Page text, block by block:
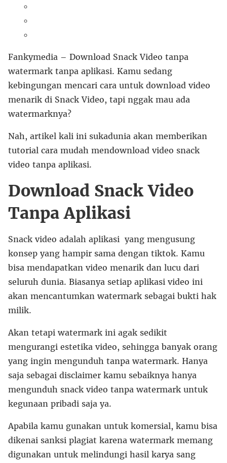
Fankymedia – Download Snack Video tanpa
watermark tanpa aplikasi. Kamu sedang
kebingungan mencari cara untuk download video
menarik di Snack Video, tapi nggak mau ada
watermarknya?
Nah, artikel kali ini sukadunia akan memberikan
tutorial cara mudah mendownload video snack
video tanpa aplikasi.
Download Snack Video
Tanpa Aplikasi
Snack video adalah aplikasi yang mengusung
konsep yang hampir sama dengan tiktok. Kamu
bisa mendapatkan video menarik dan lucu dari
seluruh dunia. Biasanya setiap aplikasi video ini
akan mencantumkan watermark sebagai bukti hak
milik.
Akan tetapi watermark ini agak sedikit
mengurangi estetika video, sehingga banyak orang
yang ingin mengunduh tanpa watermark. Hanya
saja sebagai disclaimer kamu sebaiknya hanya
mengunduh snack video tanpa watermark untuk
kegunaan pribadi saja ya.
Apabila kamu gunakan untuk komersial, kamu bisa
dikenai sanksi plagiat karena watermark memang
digunakan untuk melindungi hasil karya sang